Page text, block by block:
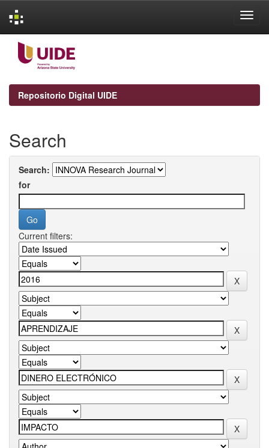
navigation
Repositorio Digital UIDE
Search
Search:
for
Current filters: